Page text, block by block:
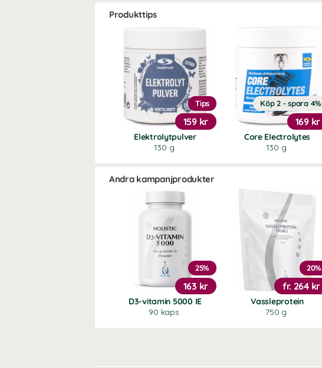
Produkttips
Elektrolytpulver
130 g
Tips
159 kr
Core Electrolytes
130 g
Köp 2 - spara 4%
169 kr
Andra kampanjprodukter
D3-vitamin 5000 IE
90 kaps
25%
163 kr
Vassleprotein
750 g
20%
fr. 264 kr